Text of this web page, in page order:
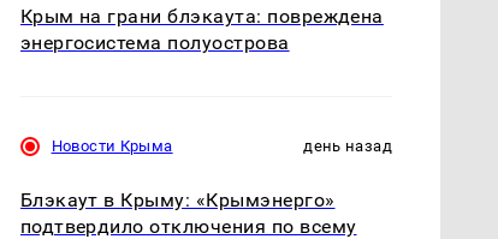
Крым на грани блэкаута: повреждена
энергосистема полуострова
Новости Крыма день назад
Блэкаут в Крыму: «Крымэнерго»
подтвердило отключения по всему